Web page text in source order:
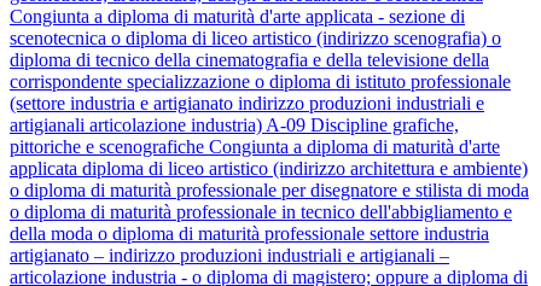
Congiunta a diploma di maturità d'arte applicata - sezione di
scenotecnica o diploma di liceo artistico (indirizzo scenografia) o
diploma di tecnico della cinematografia e della televisione della
corrispondente specializzazione o diploma di istituto professionale
(settore industria e artigianato indirizzo produzioni industriali e
artigianali articolazione industria) A-09 Discipline grafiche,
pittoriche e scenografiche Congiunta a diploma di maturità d'arte
applicata diploma di liceo artistico (indirizzo architettura e ambiente)
o diploma di maturità professionale per disegnatore e stilista di moda
o diploma di maturità professionale in tecnico dell'abbigliamento e
della moda o diploma di maturità professionale settore industria
artigianato – indirizzo produzioni industriali e artigianali –
articolazione industria - o diploma di magistero; oppure a diploma di